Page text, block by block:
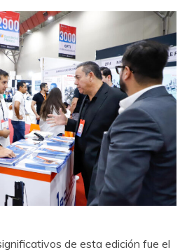
de esta edición fue el